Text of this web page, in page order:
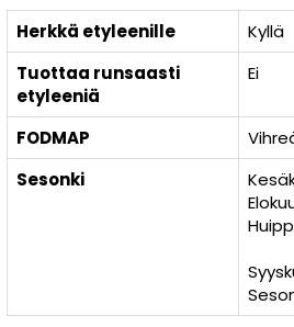
Herkkä etyleenille
Kyllä
Tuottaa runsaasti
etyleeniä
Ei
FODMAP
Sesonki